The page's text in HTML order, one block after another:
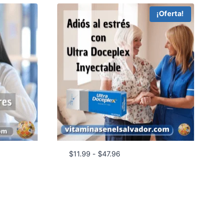
¡Oferta!
$11.99 - $47.96